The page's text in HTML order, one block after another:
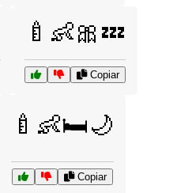
🍼👶🎀💤
Copiar
🍼👶🛏️🌙
Copiar